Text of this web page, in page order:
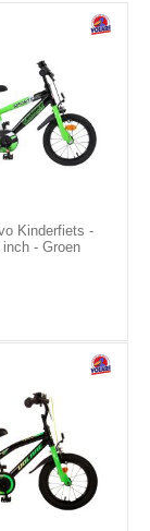
Kinderfiets -
- Groen